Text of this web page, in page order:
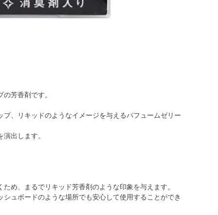
芳香剤です。
、リキッドのようなイメージを与えるパフュームゼリー
出します。
め、まるでリキッド芳香剤のような印象を与えます。
ュボードのような場所でも安心して使用することができ